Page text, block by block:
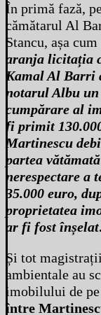
În primă fază,
cămătarul Al
Stancu, așa
aranja licitația
Kamal Al Barri
notarul Albu
cumpărare al
fi primit
Martinescu
partea
nerespectare a
35.000 euro,
proprietatea
ar fi fost
Și tot
ambientale au
imobilului de
între